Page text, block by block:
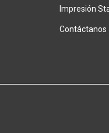
Impresión
Contáctanos